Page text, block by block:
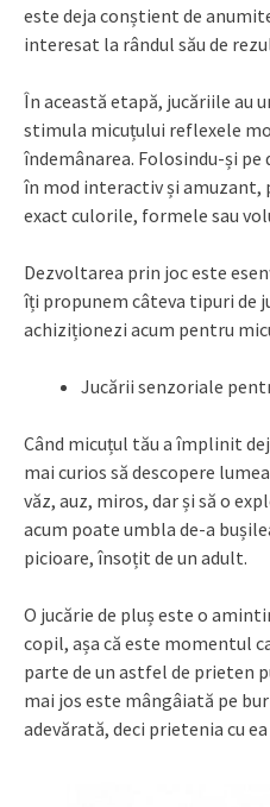
este deja conștient de
interesat la rândul său de
În această etapă, jucăriile au
stimula micuțului reflexele
îndemânarea. Folosindu-și
în mod interactiv și amuzant,
exact culorile, formele sau
Dezvoltarea prin joc este
îți propunem câteva tipuri de
achiziționezi acum pentru
Jucării senzoriale
Când micuțul tău a împlinit
mai curios să descopere
văz, auz, miros, dar și să o
acum poate umbla de-a
picioare, însoțit de un adult.
O jucărie de pluș este o
copil, așa că este momentul
parte de un astfel de prieten
mai jos este mângâiată pe
adevărată, deci prietenia cu